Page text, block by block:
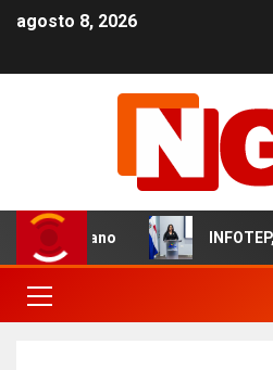
agosto 8, 2026
INFOTEP,